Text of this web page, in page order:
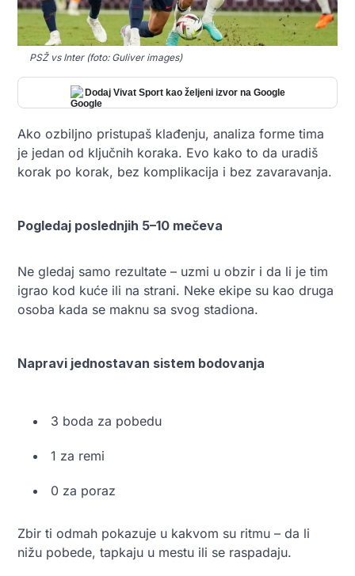
PSŽ vs Inter (foto: Guliver images)
Dodaj Vivat Sport kao željeni izvor na Google
Ako ozbiljno pristupaš klađenju, analiza forme tima
je jedan od ključnih koraka. Evo kako to da uradiš
korak po korak, bez komplikacija i bez zavaravanja.
Pogledaj poslednjih 5–10 mečeva
Ne gledaj samo rezultate – uzmi u obzir i da li je tim
igrao kod kuće ili na strani. Neke ekipe su kao druga
osoba kada se maknu sa svog stadiona.
Napravi jednostavan sistem bodovanja
3 boda za pobedu
1 za remi
0 za poraz
Zbir ti odmah pokazuje u kakvom su ritmu – da li
nižu pobede, tapkaju u mestu ili se raspadaju.